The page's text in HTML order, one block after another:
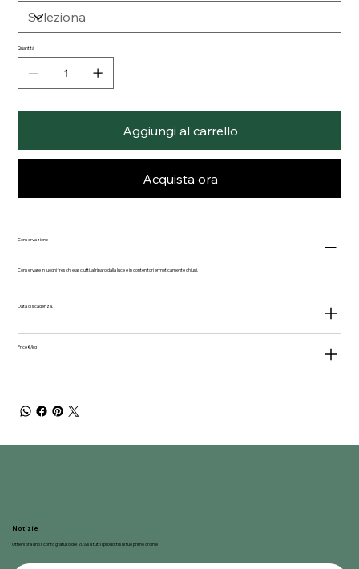
Quantità
Aggiungi al carrello
Acquista ora
Conservazione
Conservare in luoghi freschi e asciutti, al riparo dalla luce e in contenitori ermeticamente chiusi.
Data di scadenza.
Price €/kg
Notizie
Ottieni ora uno sconto gratuito del 20% su tutti i prodotti sul tuo primo ordine!